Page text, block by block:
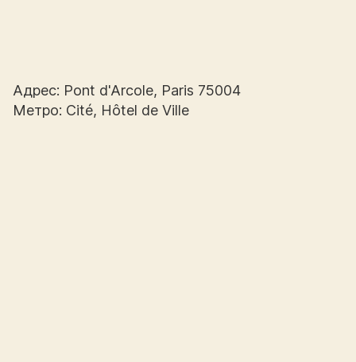
Адрес: Pont d'Arcole, Paris 75004
Метро: Cité, Hôtel de Ville